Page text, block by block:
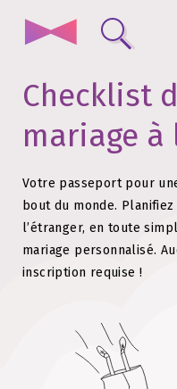
Checklist
mariage à
Votre passeport pour
bout du monde.
l’étranger, en toute
mariage personnalisé.
inscription requise !